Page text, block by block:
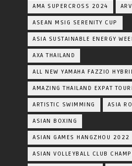
AMA SUPERCROSS 2024 ARV
ASEAN MSIG SERENITY CUP
ASIA SUSTAINABLE ENERGY
AXA THAILAND
ALL NEW YAMAHA FAZZIO
AMAZING THAILAND EXPAT
ARTISTIC SWIMMING ASIA
ASIAN BOXING
ASIAN GAMES HANGZHOU 2022
ASIAN VOLLEYBALL CLUB